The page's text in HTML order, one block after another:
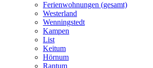
Ferienwohnungen (gesamt)
Westerland
Wenningstedt
Kampen
List
Keitum
Hörnum
Rantum